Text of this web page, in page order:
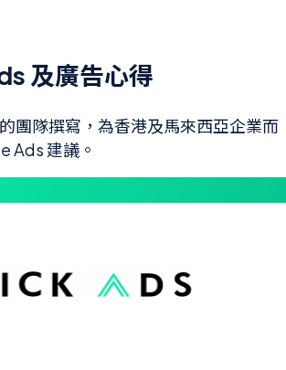
及廣告心得
團隊撰寫，為香港及馬來西亞企業而
Ads 建議。